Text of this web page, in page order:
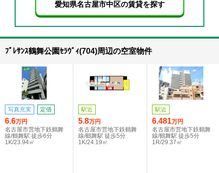
愛知県名古屋市中区の賃貸を探す
ﾌﾟﾚｻﾝｽ鶴舞公園ｾﾗｳﾞｨ(704)周辺の空室物件
写真充実 定借
6.6万円
名古屋市営地下鉄鶴舞
線/鶴舞駅 徒歩6分
1K/23.94㎡
駅近
5.8万円
名古屋市営地下鉄鶴舞
線/鶴舞駅 徒歩5分
1K/24.19㎡
駅近
6.481万円
名古屋市営地下鉄鶴舞
線/鶴舞駅 徒歩5分
1R/29.37㎡